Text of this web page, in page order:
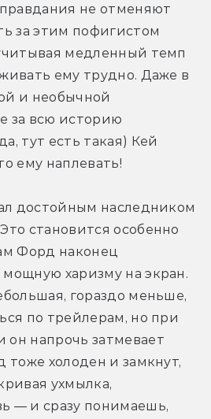
не отменяют
за этим пофигистом
медленный темп
ему трудно. Даже в
и необычной
за всю историю
тут есть такая) Кей
ему наплевать!
достойным наследником
становится особенно
Форд наконец
харизму на экран.
гораздо меньше,
по трейлерам, но при
напрочь затмевает
тоже холоден и замкнут,
ухмылка,
— и сразу понимаешь,